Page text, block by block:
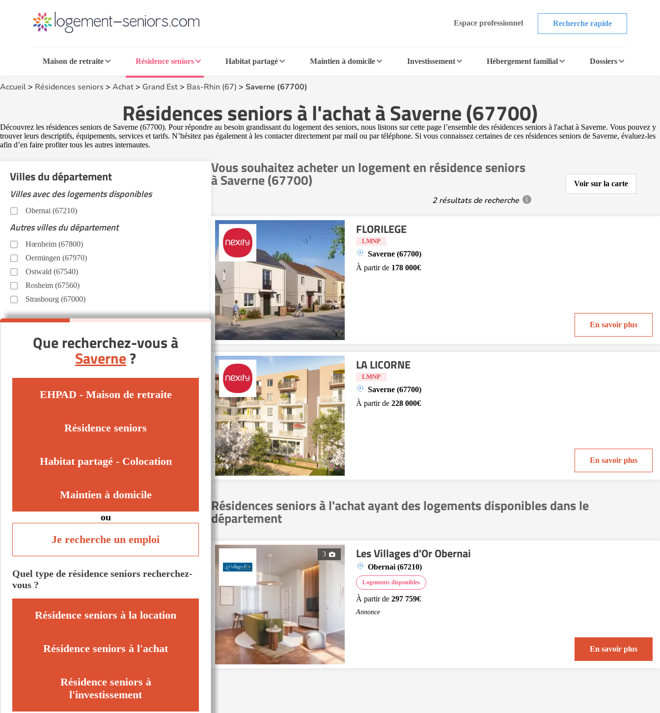
Espace professionnel Recherche rapide
Maison de retraite Résidence seniors Habitat partagé Maintien à domicile Investissement Hébergement familial Dossiers
Accueil> Résidences seniors > Achat> Grand Est> Bas-Rhin (67) > Saverne (67700)
Résidences seniors à l'achat à Saverne (67700)
Découvrez les résidences seniors de Saverne (67700). Pour répondre au besoin grandissant du logement des seniors, nous listons sur cette page l’ensemble des résidences seniors à l'achat à Saverne. Vous pouvez y
trouver leurs descriptifs, équipements, services et tarifs. N’hésitez pas également à les contacter directement par mail ou par téléphone. Si vous connaissez certaines de ces résidences seniors de Saverne, évaluez-les
afin d’en faire profiter tous les autres internautes.
Vous souhaitez acheter un logement en résidence seniors
à Saverne (67700)
2 résultats de recherche
Voir sur la carte
FLORILEGE
LMNP
Saverne (67700)
À partir de 178 000€
En savoir plus
LA LICORNE
LMNP
Saverne (67700)
À partir de 228 000€
En savoir plus
Résidences seniors à l'achat ayant des logements disponibles dans le
département
3 Les Villages d'Or Obernai
Obernai (67210)
Logements disponibles
À partir de 297 759€
Annonce
En savoir plus
Villes du département
Villes avec des logements disponibles
Obernai (67210)
Autres villes du département
Hœnheim (67800)
Oermingen (67970)
Ostwald (67540)
Rosheim (67560)
Strasbourg (67000)
Que recherchez-vous à
Saverne?
EHPAD - Maison de retraite
Résidence seniors
Habitat partagé - Colocation
Maintien à domicile
ou
Je recherche un emploi
Quel type de résidence seniors recherchez-
vous ?
Résidence seniors à la location
Résidence seniors à l'achat
Résidence seniors à
l'investissement